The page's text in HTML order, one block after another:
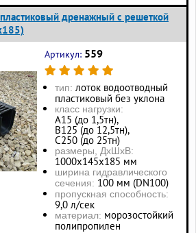
дренажный с решеткой
Артикул: 559
тип: лоток водоотводный
пластиковый без уклона
класс нагрузки:
А15 (до 1,5тн),
В125 (до 12,5тн),
С250 (до 25тн)
размеры, ДхШхВ:
1000х145х185 мм
ширина гидравлического
сечения: 100 мм (DN100)
пропускная способность:
9,0 л/сек
материал: морозостойкий
полипропилен